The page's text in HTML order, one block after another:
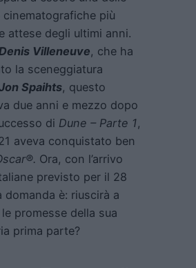
cinematografiche più
attese degli ultimi anni.
Villeneuve, che ha
la sceneggiatura
Spaihts, questo
due anni e mezzo dopo
di Dune – Parte 1,
aveva conquistato ben
Ora, con l’arrivo
previsto per il 28
domanda è: riuscirà a
promesse della sua
prima parte?